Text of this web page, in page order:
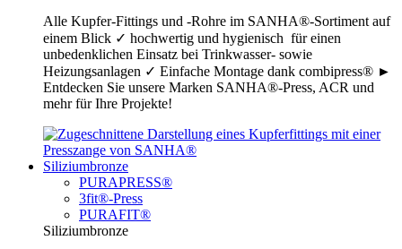
Alle Kupfer-Fittings und -Rohre im SANHA®-Sortiment auf
einem Blick ✓ hochwertig und hygienisch für einen
unbedenklichen Einsatz bei Trinkwasser- sowie
Heizungsanlagen ✓ Einfache Montage dank combipress® ►
Entdecken Sie unsere Marken SANHA®-Press, ACR und
mehr für Ihre Projekte!
Siliziumbronze
PURAPRESS®
3fit®-Press
PURAFIT®
Siliziumbronze